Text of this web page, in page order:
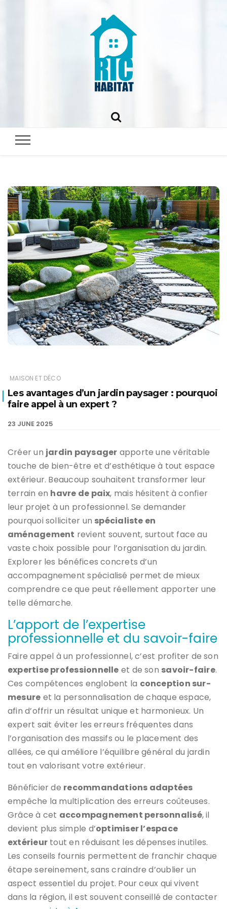
MAISON ET DÉCO
Les avantages d’un jardin paysager : pourquoi
faire appel à un expert ?
23 JUNE 2025
Créer un jardin paysager apporte une véritable
touche de bien-être et d’esthétique à tout espace
extérieur. Beaucoup souhaitent transformer leur
terrain en havre de paix, mais hésitent à confier
leur projet à un professionnel. Se demander
pourquoi solliciter un spécialiste en
aménagement revient souvent, surtout face au
vaste choix possible pour l’organisation du jardin.
Explorer les bénéfices concrets d’un
accompagnement spécialisé permet de mieux
comprendre ce que peut réellement apporter une
telle démarche.
L’apport de l’expertise
professionnelle et du savoir-faire
Faire appel à un professionnel, c’est profiter de son
expertise professionnelle et de son savoir-faire.
Ces compétences englobent la conception sur-
mesure et la personnalisation de chaque espace,
afin d’offrir un résultat unique et harmonieux. Un
expert sait éviter les erreurs fréquentes dans
l’organisation des massifs ou le placement des
allées, ce qui améliore l’équilibre général du jardin
tout en valorisant votre extérieur.
Bénéficier de recommandations adaptées
empêche la multiplication des erreurs coûteuses.
Grâce à cet accompagnement personnalisé, il
devient plus simple d’optimiser l’espace
extérieur tout en réduisant les dépenses inutiles.
Les conseils fournis permettent de franchir chaque
étape sereinement, sans craindre d’oublier un
aspect essentiel du projet. Pour ceux qui vivent
dans la région, il est souvent conseillé de contacter